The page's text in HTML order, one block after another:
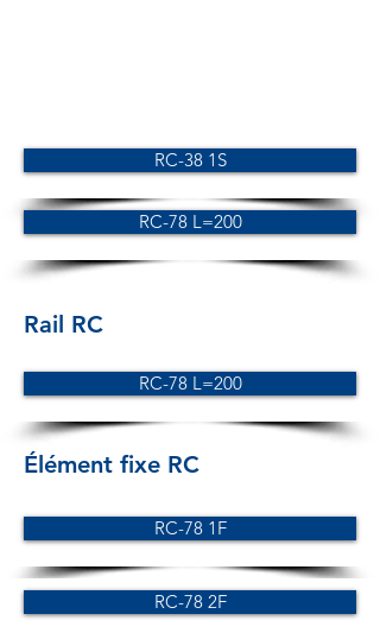
RC-38 1S
RC-78 L=200
Rail RC
RC-78 L=200
Élément fixe RC
RC-78 1F
RC-78 2F